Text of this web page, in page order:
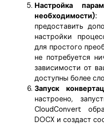
Настройка
необходимости):
предоставить
настройки
для простого
не потребуется
зависимости от
доступны более
Запуск
настроено,
CloudConvert
DOCX и создаст